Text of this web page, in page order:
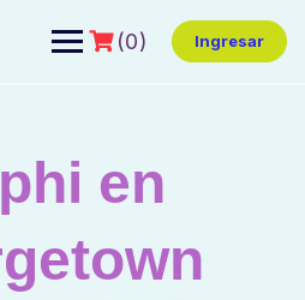
(0) Ingresar
en